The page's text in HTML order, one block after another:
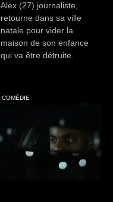
Alex (27) journaliste,
retourne dans sa ville
natale pour vider la
maison de son enfance
qui va être détruite.
COMÉDIE